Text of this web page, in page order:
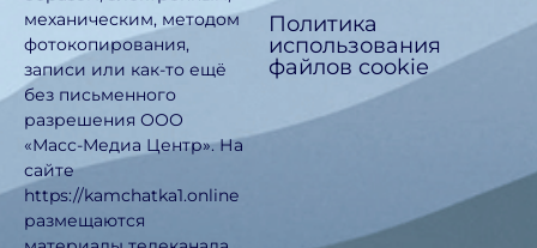
механическим, методом
фотокопирования,
записи или как-то ещё
без письменного
разрешения ООО
«Масс-Медиа Центр». На
сайте
https://kamchatka1.online
размещаются
Политика
использования
файлов cookie